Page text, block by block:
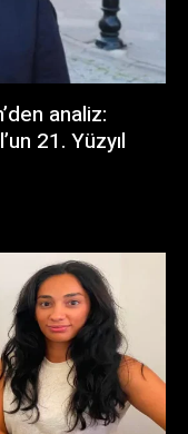
analiz:
21. Yüzyıl